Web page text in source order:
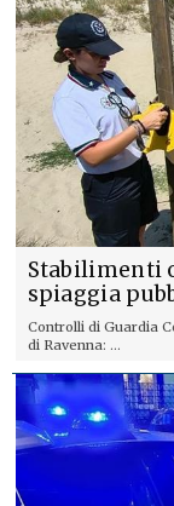
Stabilimenti
spiaggia
Controlli di Guardia
di Ravenna: ...